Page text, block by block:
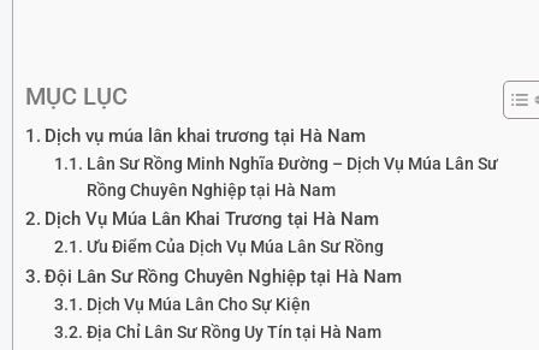
MỤC LỤC
Dịch vụ múa lân khai trương tại Hà Nam
Lân Sư Rồng Minh Nghĩa Đường – Dịch Vụ Múa Lân Sư
Rồng Chuyên Nghiệp tại Hà Nam
Dịch Vụ Múa Lân Khai Trương tại Hà Nam
Ưu Điểm Của Dịch Vụ Múa Lân Sư Rồng
Đội Lân Sư Rồng Chuyên Nghiệp tại Hà Nam
Dịch Vụ Múa Lân Cho Sự Kiện
Địa Chỉ Lân Sư Rồng Uy Tín tại Hà Nam